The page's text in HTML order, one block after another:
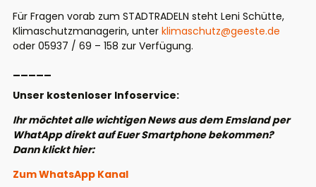
Für Fragen vorab zum STADTRADELN steht Leni Schütte,
Klimaschutzmanagerin, unter klimaschutz@geeste.de
oder 05937 / 69 – 158 zur Verfügung.
Unser kostenloser Infoservice:
Ihr möchtet alle wichtigen News aus dem Emsland per
WhatApp direkt auf Euer Smartphone bekommen?
Dann klickt hier:
Zum WhatsApp Kanal